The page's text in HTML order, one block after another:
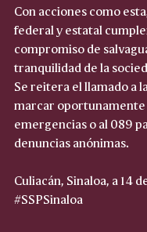
Con acciones como
federal y estatal
compromiso de
tranquilidad de la
Se reitera el llamado a
marcar oportunamente
emergencias o al 089
denuncias anónimas.
Culiacán, Sinaloa, a 14
#SSPSinaloa